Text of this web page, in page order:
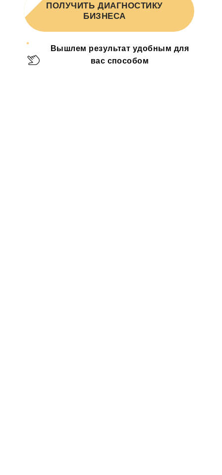
ПОЛУЧИТЬ ДИАГНОСТИКУ
БИЗНЕСА
Вышлем результат удобным для
вас способом